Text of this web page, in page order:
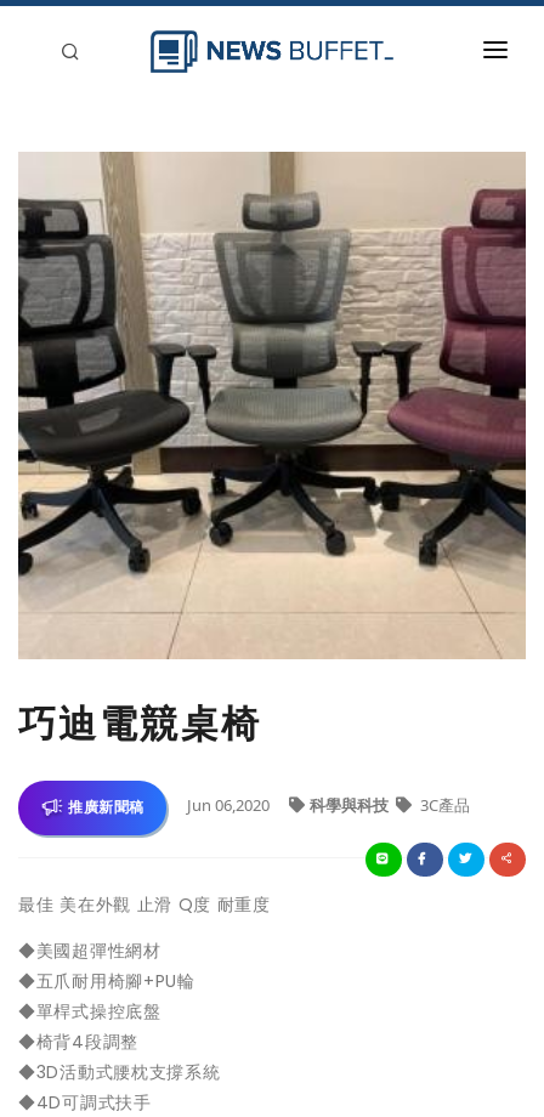
新聞稿分類
登入
刊登
巧迪電競桌椅
推廣新聞稿 Jun 06,2020 科學與科技 3C產品
最佳 美在外觀 止滑 Q度 耐重度
◆美國超彈性網材
◆五爪耐用椅腳+PU輪
◆單桿式操控底盤
◆椅背4段調整
◆3D活動式腰枕支撐系統
◆4D可調式扶手